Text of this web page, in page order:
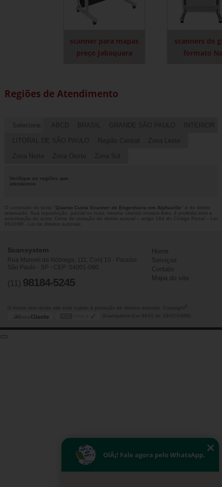
scanner para mapas
preço Jabaquara
scanners de
formato
Regiões de Atendimento
Selecione: ABCD BRASIL GRANDE SÃO PAULO INTERIOR
LITORAL DE SÃO PAULO Região Central Zona Leste
Zona Norte Zona Oeste Zona Sul
Verifique as regiões que
atendemos
O conteúdo do texto " Quanto Custa Scanner de Engenharia em Alphaville " é de direito
reservado. Sua reprodução, parcial ou total, mesmo citando nossos links, é proibida sem a
autorização do autor. Crime de violação de direito autoral – artigo 184 do Código Penal –
Lei
9610/98 - Lei de direitos autorais
Scansystem
Rua Manoel da Nóbrega, 111, Conj 10 - Paraíso
São Paulo - SP - CEP: 04001-080
(11) 98184-5245
Home
Serviços
Contato
Mapa do site
O inteiro teor deste site está sujeito à proteção de direitos autorais. Copyright
Scansystem (Lei 9610 de 19/02/1998)
OlÃ¡! Fale agora pelo WhatsApp.